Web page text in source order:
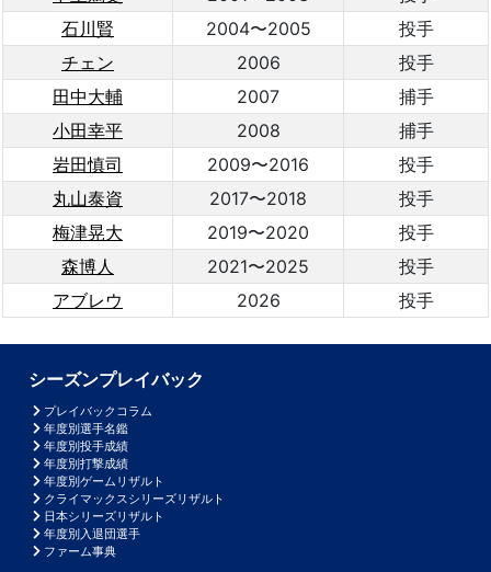
石川賢
2004〜2005
投手
チェン
2006
投手
田中大輔
2007
捕手
小田幸平
2008
捕手
岩田慎司
2009〜2016
投手
丸山泰資
2017〜2018
投手
梅津晃大
2019〜2020
投手
森博人
2021〜2025
投手
アブレウ
2026 投手
シーズンプレイバック
プレイバックコラム
年度別選手名鑑
年度別投手成績
年度別打撃成績
年度別ゲームリザルト
クライマックスシリーズリザルト
日本シリーズリザルト
年度別入退団選手
ファーム事典